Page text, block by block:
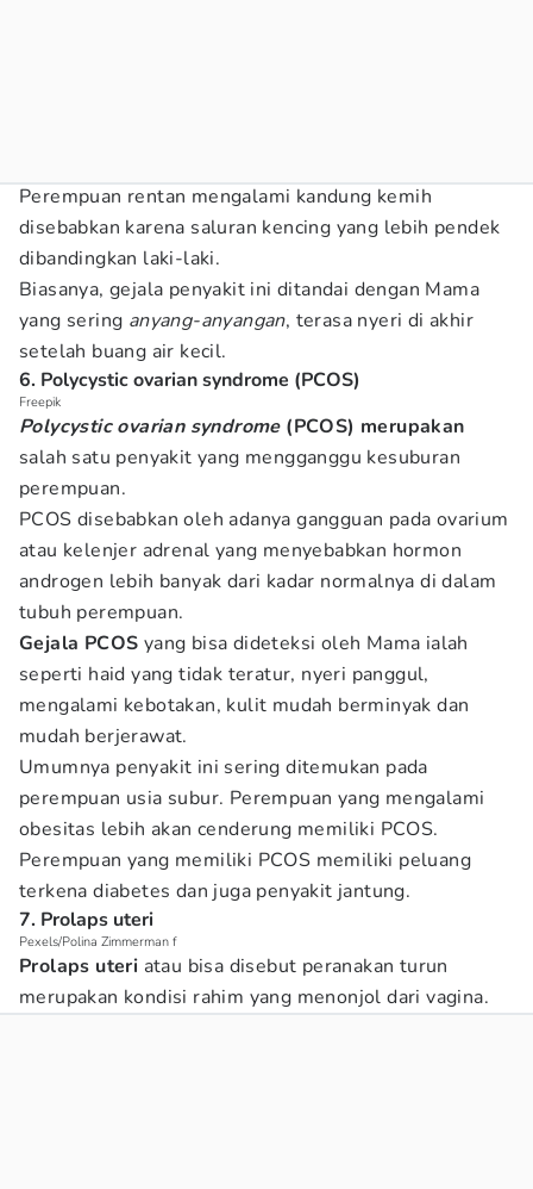
Perempuan rentan mengalami kandung kemih
disebabkan karena saluran kencing yang lebih pendek
dibandingkan laki-laki.
Biasanya, gejala penyakit ini ditandai dengan Mama
yang sering anyang-anyangan, terasa nyeri di akhir
setelah buang air kecil.
6. Polycystic ovarian syndrome (PCOS)
Freepik
Polycystic ovarian syndrome (PCOS) merupakan
salah satu penyakit yang mengganggu kesuburan
perempuan.
PCOS disebabkan oleh adanya gangguan pada ovarium
atau kelenjer adrenal yang menyebabkan hormon
androgen lebih banyak dari kadar normalnya di dalam
tubuh perempuan.
Gejala PCOS yang bisa dideteksi oleh Mama ialah
seperti haid yang tidak teratur, nyeri panggul,
mengalami kebotakan, kulit mudah berminyak dan
mudah berjerawat.
Umumnya penyakit ini sering ditemukan pada
perempuan usia subur. Perempuan yang mengalami
obesitas lebih akan cenderung memiliki PCOS.
Perempuan yang memiliki PCOS memiliki peluang
terkena diabetes dan juga penyakit jantung.
7. Prolaps uteri
Pexels/Polina Zimmerman f
Prolaps uteri atau bisa disebut peranakan turun
merupakan kondisi rahim yang menonjol dari vagina.